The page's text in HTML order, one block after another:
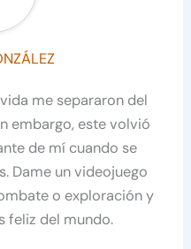
me separaron del
embargo, este volvió
de mí cuando se
Dame un videojuego
o exploración y
feliz del mundo.